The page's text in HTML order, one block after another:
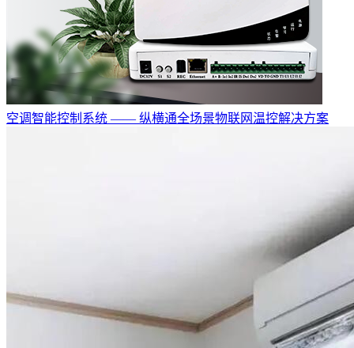
空调智能控制系统 —— 纵横通全场景物联网温控解决方案